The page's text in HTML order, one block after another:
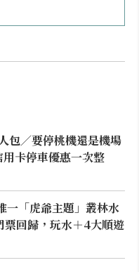
包／要停桃機還是機場
卡停車優惠一次整
一「虎爺主題」叢林水
回歸，玩水＋4大順遊